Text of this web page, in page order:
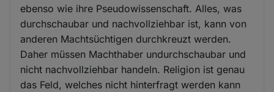
ebenso wie ihre Pseudowissenschaft. Alles, was
durchschaubar und nachvollziehbar ist, kann von
anderen Machtsüchtigen durchkreuzt werden.
Daher müssen Machthaber undurchschaubar und
nicht nachvollziehbar handeln. Religion ist genau
das Feld, welches nicht hinterfragt werden kann